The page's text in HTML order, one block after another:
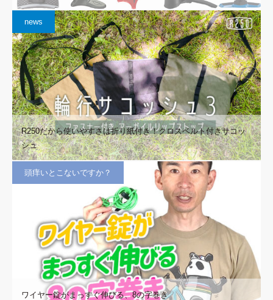
news
R250だから使いやすさは折り紙付き！クロスベルト付きサコッ
シュ
頭痒いとこないですか？
ワイヤー錠がまっすぐ伸びる、8の字巻き